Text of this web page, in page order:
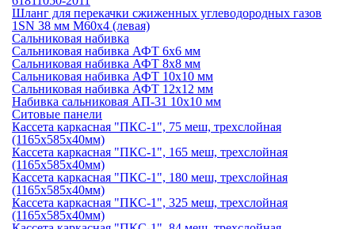
Шланг для перекачки сжиженных углеводородных газов
1SN 38 мм М60х4 (левая)
Сальниковая набивка
Сальниковая набивка АФТ 6х6 мм
Сальниковая набивка АФТ 8х8 мм
Сальниковая набивка АФТ 10х10 мм
Сальниковая набивка АФТ 12х12 мм
Набивка сальниковая АП-31 10х10 мм
Ситовые панели
Кассета каркасная "ПКС-1", 75 меш, трехслойная
(1165х585х40мм)
Кассета каркасная "ПКС-1", 165 меш, трехслойная
(1165х585х40мм)
Кассета каркасная "ПКС-1", 180 меш, трехслойная
(1165х585х40мм)
Кассета каркасная "ПКС-1", 325 меш, трехслойная
(1165х585х40мм)